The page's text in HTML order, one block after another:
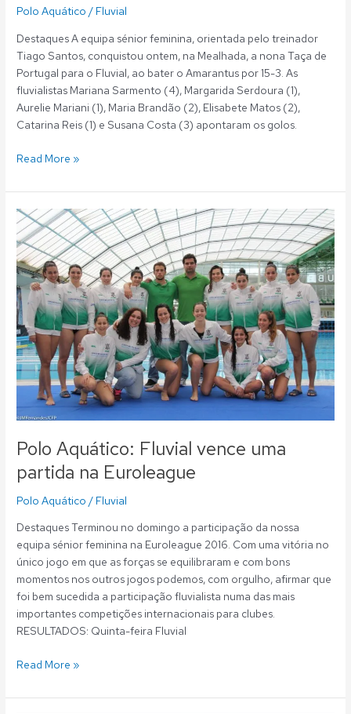
Polo Aquático / Fluvial
Destaques A equipa sénior feminina, orientada pelo treinador
Tiago Santos, conquistou ontem, na Mealhada, a nona Taça de
Portugal para o Fluvial, ao bater o Amarantus por 15-3. As
fluvialistas Mariana Sarmento (4), Margarida Serdoura (1),
Aurelie Mariani (1), Maria Brandão (2), Elisabete Matos (2),
Catarina Reis (1) e Susana Costa (3) apontaram os golos.
Read More »
Polo Aquático: Fluvial vence uma
partida na Euroleague
Polo Aquático / Fluvial
Destaques Terminou no domingo a participação da nossa
equipa sénior feminina na Euroleague 2016. Com uma vitória no
único jogo em que as forças se equilibraram e com bons
momentos nos outros jogos podemos, com orgulho, afirmar que
foi bem sucedida a participação fluvialista numa das mais
importantes competições internacionais para clubes.
RESULTADOS: Quinta-feira Fluvial
Polo
Aquático:
Fluvial
vence
uma
partida
na
Euroleague
Read More »